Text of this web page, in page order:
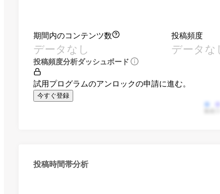
期間内のコンテンツ数
データなし
投稿頻度
データな
投稿頻度分析ダッシュボード
試用プログラムのアンロックの申請に進む。
今すぐ登録
投稿時間帯分析